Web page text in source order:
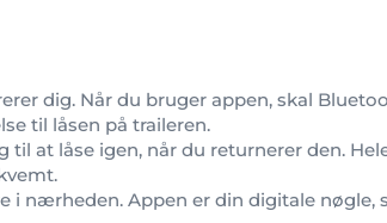
dig. Når du bruger appen, skal
til låsen på traileren.
at låse igen, når du returnerer den.
i nærheden. Appen er din digitale nøgle,